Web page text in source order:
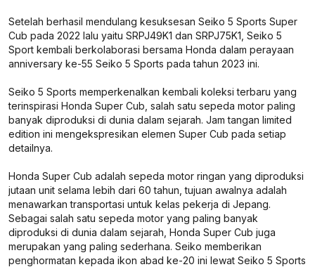
Setelah berhasil mendulang kesuksesan Seiko 5 Sports Super
Cub pada 2022 lalu yaitu SRPJ49K1 dan SRPJ75K1, Seiko 5
Sport kembali berkolaborasi bersama Honda dalam perayaan
anniversary ke-55 Seiko 5 Sports pada tahun 2023 ini.
Seiko 5 Sports memperkenalkan kembali koleksi terbaru yang
terinspirasi Honda Super Cub, salah satu sepeda motor paling
banyak diproduksi di dunia dalam sejarah. Jam tangan limited
edition ini mengekspresikan elemen Super Cub pada setiap
detailnya.
Honda Super Cub adalah sepeda motor ringan yang diproduksi
jutaan unit selama lebih dari 60 tahun, tujuan awalnya adalah
menawarkan transportasi untuk kelas pekerja di Jepang.
Sebagai salah satu sepeda motor yang paling banyak
diproduksi di dunia dalam sejarah, Honda Super Cub juga
merupakan yang paling sederhana. Seiko memberikan
penghormatan kepada ikon abad ke-20 ini lewat Seiko 5 Sports